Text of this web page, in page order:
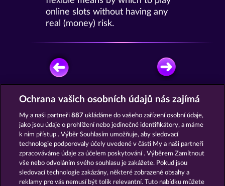
online slots without having any
real (money) risk.
HRÁT ZDARMA
Wild Rubies Roman Legion Xtreme
Ochrana vašich osobních údajů nás zajímá
My a naši partneři887 ukládáme do vašeho zařízení osobní údaje,
jako jsou údaje o prohlížení nebo jedinečné identifikátory, a máme
k nim přístup . Výběr Souhlasím umožňuje, aby sledovací
technologie podporovaly účely uvedené v části My a naši partneři
zpracováváme údaje za účelem poskytování . Výběrem Zamítnout
vše nebo odvoláním svého souhlasu je zakážete. Pokud jsou
sledovací technologie zakázány, některé zobrazené obsahy a
reklamy pro vás nemusí být tolik relevantní. Tuto nabídku můžete